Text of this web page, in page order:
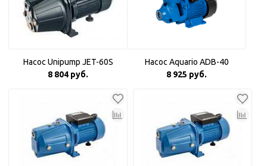
Насос Unipump JET-60S
8 804 руб.
Насос Aquario ADB-40
8 925 руб.